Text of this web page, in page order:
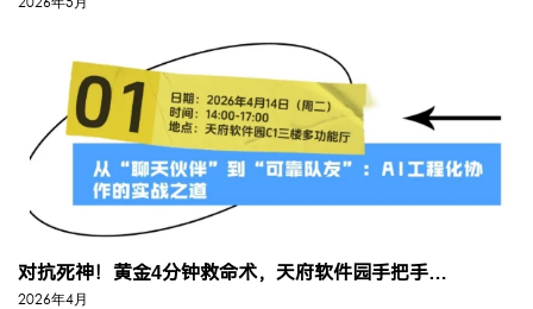
对抗死神！黄金4分钟救命术，天府软件园手把手教你（含天府软件园大讲堂4...
2026年4月